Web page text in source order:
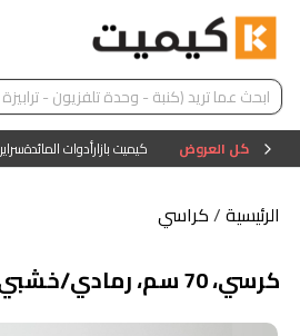
كل العروض كيميت بازارأدوات المائدةسراير
الرئيسية/كراسي
كرسي، 70 سم، رمادي/خشبي - KM-EG89-29